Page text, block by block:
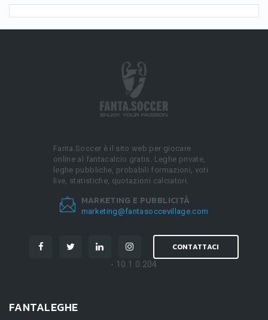
Fanta.Soccer è il sito web per giocare
online al fantacalcio gratis. Leghe private,
leghe pubbliche, probabili formazioni, voti
live, statistiche, quotazioni calciatori.
MARKETING E PUBBLICITÀ
marketing@fantasoccevillage.com
CONTATTACI
- 10.1.0.204
FANTALEGHE